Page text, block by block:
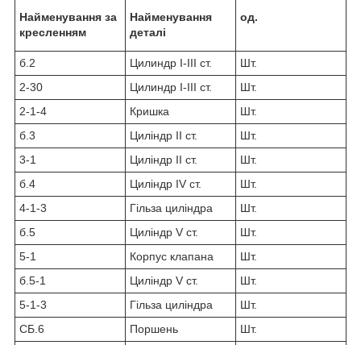
Найменування за
кресленням
Найменування
деталі
од.
б.2 Цилиндр I-III ст.
Шт.
2-30
Цилиндр I-III ст.
Шт.
2-1-4
Кришка
Шт.
б.3
Циліндр II ст.
Шт.
3-1
Циліндр II ст.
Шт.
б.4
Циліндр IV ст.
Шт.
4-1-3
Гільза циліндра
Шт.
б.5
Циліндр V ст.
Шт.
5-1
Корпус клапана
Шт.
б.5-1
Циліндр V ст.
Шт.
5-1-3
Гільза циліндра
Шт.
СБ.6
Поршень
Шт.